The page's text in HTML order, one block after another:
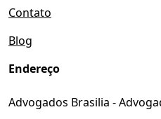
Contato
Blog
Endereço
Advogados Brasilia -